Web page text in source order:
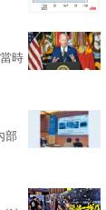
時
部